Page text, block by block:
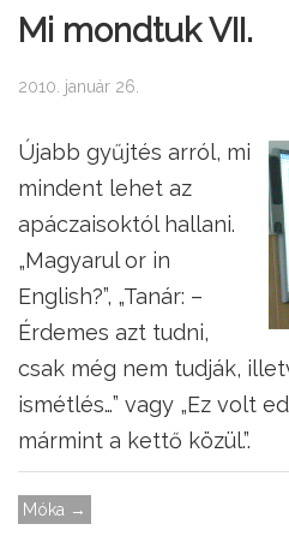
Mi mondtuk VII.
2010. január 26.
Újabb gyűjtés arról, mi
mindent lehet az
apáczaisoktól hallani.
„Magyarul or in
English?”, „Tanár: –
Érdemes azt tudni,
csak még nem tudják,
ismétlés…” vagy „Ez volt
mármint a kettő közül.”.
Móka →